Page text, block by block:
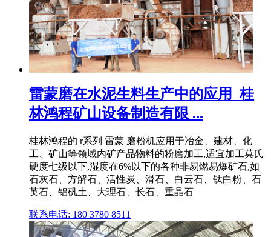
雷蒙磨在水泥生料生产中的应用_桂
林鸿程矿山设备制造有限 ...
桂林鸿程的 r系列 雷蒙 磨粉机应用于冶金、建材、化
工、矿山等领域内矿产品物料的粉磨加工,适宜加工莫氏
硬度七级以下,湿度在6%以下的各种非易燃易爆矿石,如
石灰石、方解石、活性炭、滑石、白云石、钛白粉、石
英石、铝矾土、大理石、长石、重晶石
联系电话: 180 3780 8511